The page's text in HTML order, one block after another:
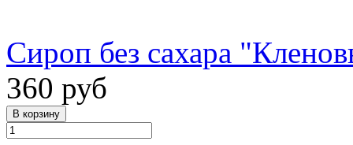
Сироп без сахара
360 руб